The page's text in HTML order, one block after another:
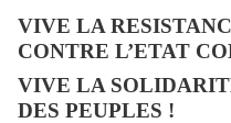
VIVE LA
CONTRE L’ETAT
VIVE LA
DES PEUPLES !